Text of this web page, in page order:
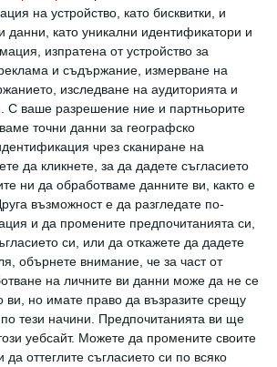
на устройство, като бисквитки, и
данни, като уникални идентификатори и
изпратена от устройство за
и съдържание, измерване на
изследване на аудиторията и
С ваше разрешение ние и партньорите
точни данни за географско
чрез сканиране на
да кликнете, за да дадете съгласието
ни да обработваме данните ви, както е
възможност е да разгледате по-
и да промените предпочитанията си,
си, или да откажете да дадете
обърнете внимание, че за част от
на личните ви данни може да не се
ви, но имате право да възразите срещу
тези начини. Предпочитанията ви ще
уебсайт. Можете да промените своите
оттеглите съгласието си по всяко
са 6 пъти по-склонни да
ако и приятелите им пият
просто имат
да правят това, което и
Родителите могат да
силно позитивно влияние над
си мислят. Защото
изпитват огромни
не разочароват
и това е много важна
тях и алкохола, дрогата.